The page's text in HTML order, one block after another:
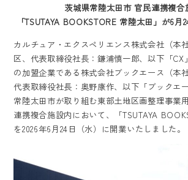
茨城県常陸太田市 官民連携複合
「TSUTAYA BOOKSTORE 常陸太田」が6月
カルチュア・エクスペリエンス株式会社（本
区、代表取締役社長：鎌浦慎一郎、以下「CX
の加盟企業である株式会社ブックエース（本
代表取締役社長：奥野康作、以下「ブックエ
常陸太田市が取り組む東部土地区画整理事業
連携複合施設内において、「TSUTAYA
を2026年6月24日（水）に開業いたしました。